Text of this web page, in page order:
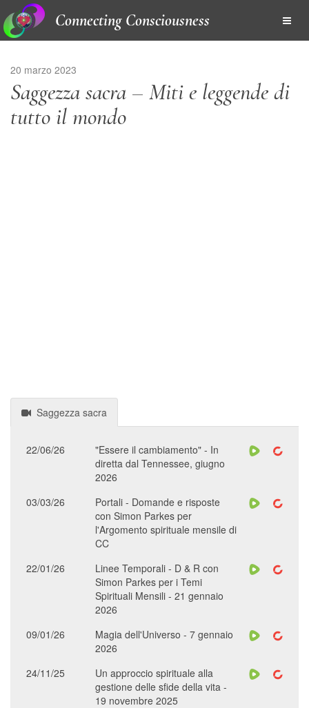
Connecting Consciousness
20 marzo 2023
Saggezza sacra – Miti e leggende di
tutto il mondo
Saggezza sacra
22/06/26
"Essere il cambiamento" - In
diretta dal Tennessee, giugno
2026
03/03/26
Portali - Domande e risposte
con Simon Parkes per
l'Argomento spirituale mensile di
CC
22/01/26
Linee Temporali - D & R con
Simon Parkes per i Temi
Spirituali Mensili - 21 gennaio
2026
09/01/26
Magia dell'Universo - 7 gennaio
2026
24/11/25
Un approccio spirituale alla
gestione delle sfide della vita -
19 novembre 2025